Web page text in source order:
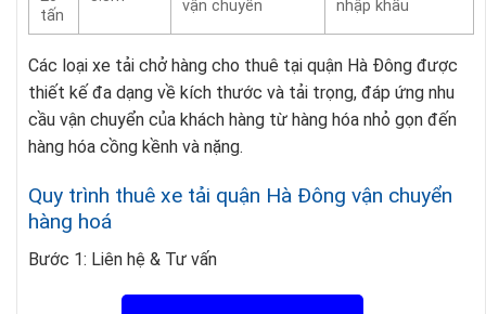
tấn
vận chuyển
nhập khẩu
Các loại xe tải chở hàng cho thuê tại quận Hà Đông được
thiết kế đa dạng về kích thước và tải trọng, đáp ứng nhu
cầu vận chuyển của khách hàng từ hàng hóa nhỏ gọn đến
hàng hóa cồng kềnh và nặng.
Quy trình thuê xe tải quận Hà Đông vận chuyển
hàng hoá
Bước 1: Liên hệ & Tư vấn